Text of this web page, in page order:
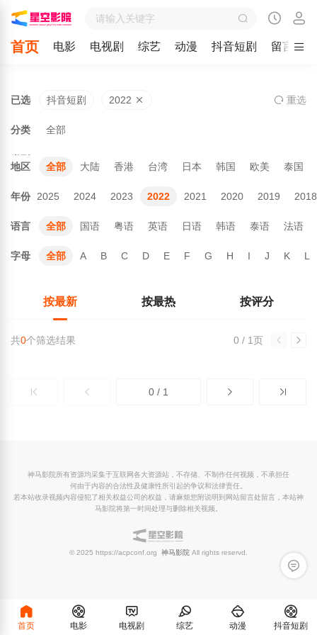
首页 电影 电视剧 综艺 动漫 抖音短剧 留言
已选 抖音短剧 2022 重选
分类 全部
类型
地区 全部 大陆 香港 台湾 日本 韩国 欧美 泰国
年份
全部 2025 2024 2023 2022 2021 2020 2019 2018
语言 全部 国语 粤语 英语 日语 韩语 泰语 法语
字母 全部 A B C D E F G H I J K L
按最新 按最热 按评分
0 / 1页
共0个筛选结果
0 / 1
留言反
神马影院所有资源均采集于互联网各大资源站，不存储、不制作任何视频，不承担任
何由于内容的合法性及健康性所引起的争议和法律责任。
若本站收录视频内容侵犯了相关权益公司的权益，请麻烦您附说明到网站留言处留言，本站神
马影院将第一时间处理与删除相关视频。
© 2025 https://acpconf.org 神马影院 All rights reservd.
首页 电影 电视剧 综艺 动漫 抖音短剧